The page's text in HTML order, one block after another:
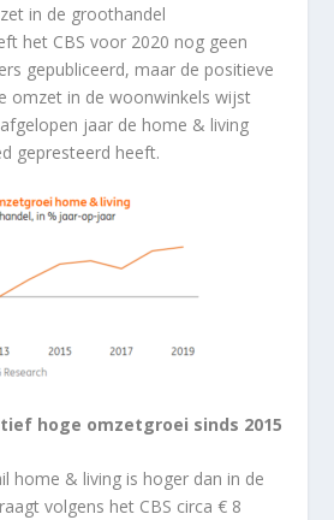
in de groothandel
het CBS voor 2020 nog geen
gepubliceerd, maar de positieve
omzet in de woonwinkels wijst
jaar de home & living
gepresteerd heeft.
hoge omzetgroei sinds 2015
home & living is hoger dan in de
volgens het CBS circa € 8